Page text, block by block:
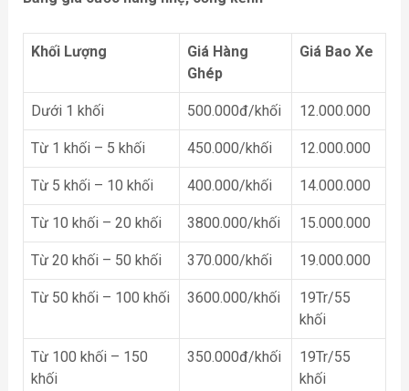
Khối Lượng
Giá Hàng
Ghép
Giá Bao Xe
Dưới 1 khối 500.000đ/khối 12.000.000
Từ 1 khối – 5 khối 450.000/khối 12.000.000
Từ 5 khối – 10 khối 400.000/khối 14.000.000
Từ 10 khối – 20 khối 3800.000/khối 15.000.000
Từ 20 khối – 50 khối 370.000/khối 19.000.000
Từ 50 khối – 100 khối 3600.000/khối
19Tr/55
khối
Từ 100 khối – 150
khối
350.000đ/khối
19Tr/55
khối